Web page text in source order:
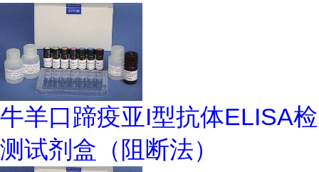
牛羊口蹄疫亚I型抗体ELISA检
测试剂盒（阻断法）